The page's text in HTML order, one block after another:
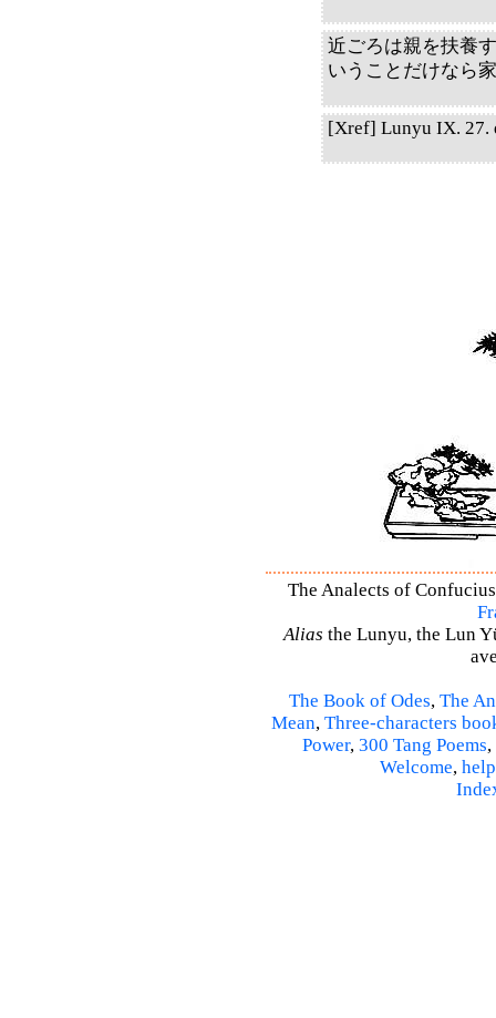
近ごろは親を扶養
いうことだけなら
[Xref] Lunyu IX. 27.
The Analects of
Alias the Lunyu, the Lun
The Book of Odes, The
Mean, Three-characters
Power, 300 Tang Poems,
Welcome, help